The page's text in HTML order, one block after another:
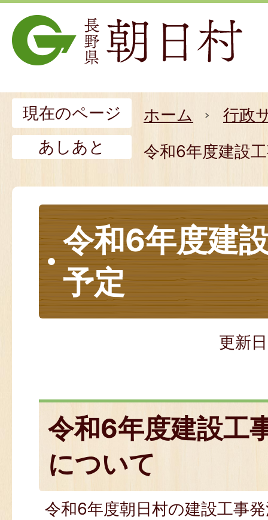
現在のページ ホーム
行政
あしあと
令和6年度建設
令和6年度建
予定
更新
令和6年度建設工
について
令和6年度朝日村の建設工事